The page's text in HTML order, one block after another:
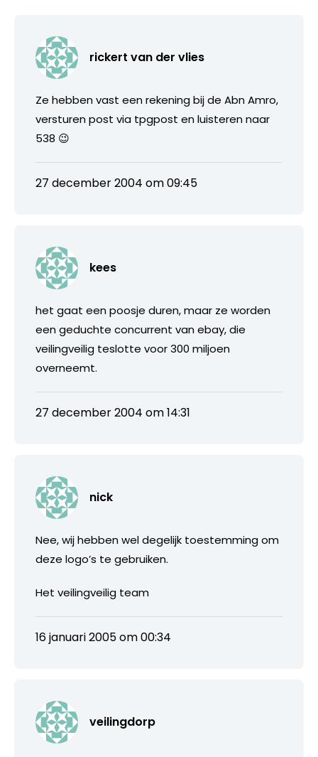
rickert van der vlies
Ze hebben vast een rekening bij de Abn Amro,
versturen post via tpgpost en luisteren naar
538 😉
27 december 2004 om 09:45
kees
het gaat een poosje duren, maar ze worden
een geduchte concurrent van ebay, die
veilingveilig teslotte voor 300 miljoen
overneemt.
27 december 2004 om 14:31
nick
Nee, wij hebben wel degelijk toestemming om
deze logo’s te gebruiken.
Het veilingveilig team
16 januari 2005 om 00:34
veilingdorp